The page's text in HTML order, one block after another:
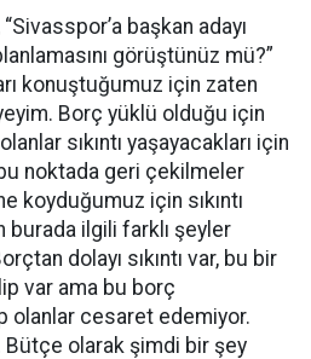
başkan adayı
görüştünüz mü?”
konuştuğumuz için zaten
Borç yüklü olduğu için
sıkıntı yaşayacakları için
noktada geri çekilmeler
koyduğumuz için sıkıntı
burada ilgili farklı şeyler
dolayı sıkıntı var, bu bir
var ama bu borç
olanlar cesaret edemiyor.
olarak şimdi bir şey